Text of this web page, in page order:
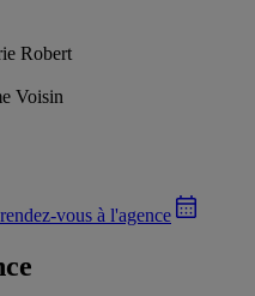
vous à l'agence